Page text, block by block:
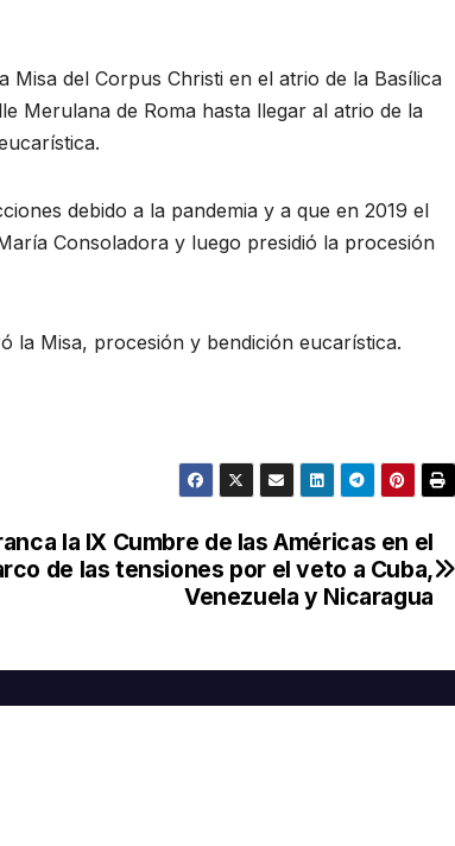
del Corpus Christi en el atrio de la Basílica
Merulana de Roma hasta llegar al atrio de la
debido a la pandemia y a que en 2019 el
Consoladora y luego presidió la procesión
la Misa, procesión y bendición eucarística.
la IX Cumbre de las Américas en el
de las tensiones por el veto a Cuba,
Venezuela y Nicaragua